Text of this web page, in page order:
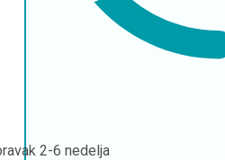
2-6 nedelja